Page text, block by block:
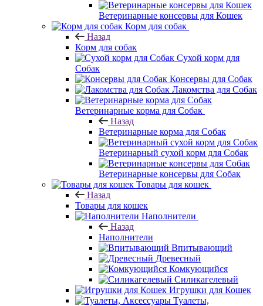
Ветеринарные консервы для Кошек
Корм для собак
Назад
Корм для собак
Сухой корм для
Собак
Консервы для Собак
Лакомства для Собак
Ветеринарные корма для Собак
Назад
Ветеринарные корма для Собак
Ветеринарный сухой корм для Собак
Ветеринарные консервы для Собак
Товары для кошек
Назад
Товары для кошек
Наполнители
Назад
Наполнители
Впитывающий
Древесный
Комкующийся
Силикагелевый
Игрушки для Кошек
Туалеты,